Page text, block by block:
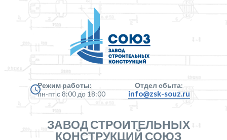
Режим работы:
пн-пт с 8:00 до 18:00
Отдел сбыта:
info@zsk-souz.ru
ЗАВОД СТРОИТЕЛЬНЫХ
КОНСТРУКЦИЙ СОЮЗ